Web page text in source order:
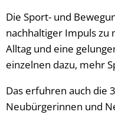
Die Sport- und
nachhaltiger Impuls zu
Alltag und eine
einzelnen dazu, mehr
Das erfuhren auch die
Neubürgerinnen und